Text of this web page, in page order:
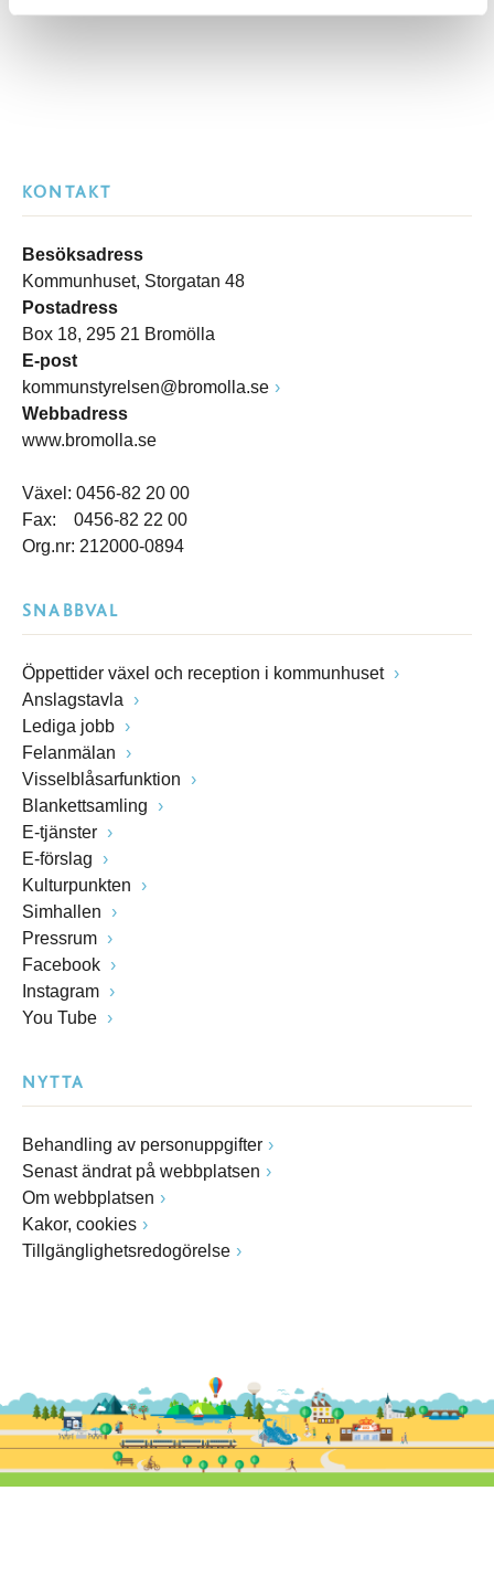
KONTAKT
Besöksadress
Kommunhuset, Storgatan 48
Postadress
Box 18, 295 21 Bromölla
E-post
kommunstyrelsen@bromolla.se
Webbadress
www.bromolla.se
Växel: 0456-82 20 00
Fax: 0456-82 22 00
Org.nr: 212000-0894
SNABBVAL
Öppettider växel och reception i kommunhuset
Anslagstavla
Lediga jobb
Felanmälan
Visselblåsarfunktion
Blankettsamling
E-tjänster
E-förslag
Kulturpunkten
Simhallen
Pressrum
Facebook
Instagram
You Tube
NYTTA
Behandling av personuppgifter
Senast ändrat på webbplatsen
Om webbplatsen
Kakor, cookies
Tillgänglighetsredogörelse